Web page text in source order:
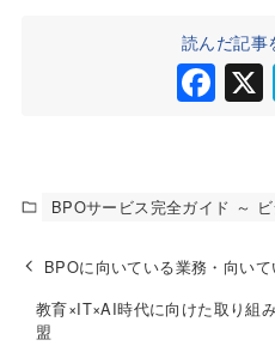
読んだ記事
F
a
e
o
o
BPOサービス完全ガイド ～
BPOに向いている業務・向い
教育×IT×AI時代に向けた取り組
盟